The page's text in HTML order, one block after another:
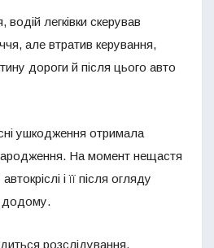
водій легківки скерував
але втратив керування,
дороги й після цього авто
ушкодження отримала
На момент нещастя
і її після огляду
додому.
розслідування.